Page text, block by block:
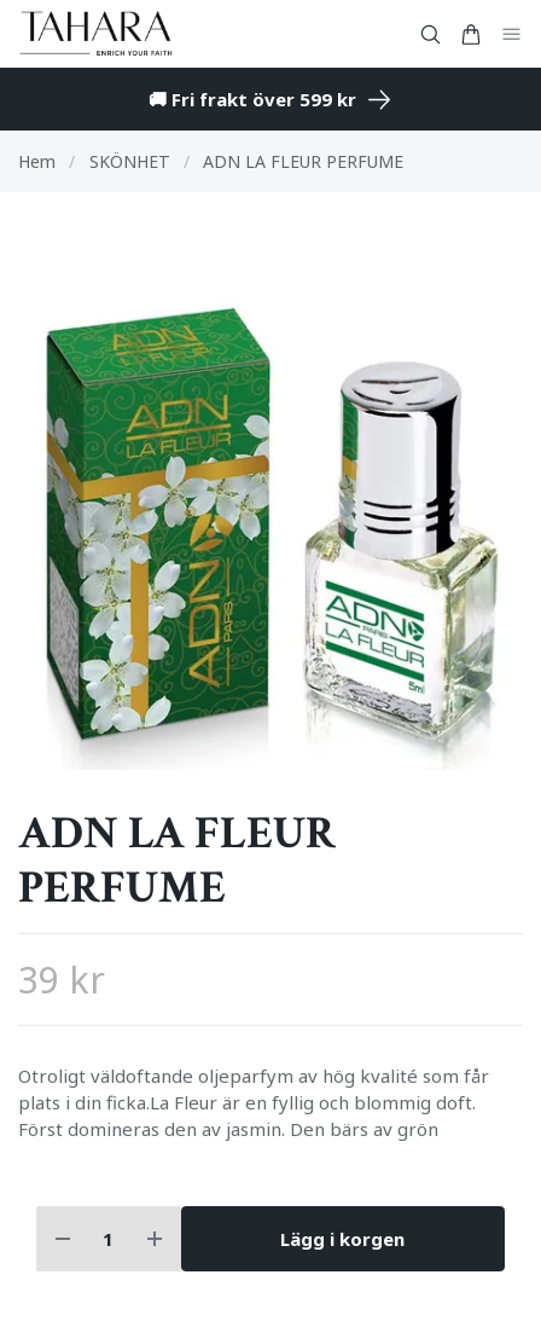
🚚 Fri frakt över 599 kr
Hem / SKÖNHET / ADN LA FLEUR PERFUME
ADN LA FLEUR
PERFUME
39 kr
Otroligt väldoftande oljeparfym av hög kvalité som får
plats i din ficka.La Fleur är en fyllig och blommig doft.
Först domineras den av jasmin. Den bärs av grön
Lägg i korgen